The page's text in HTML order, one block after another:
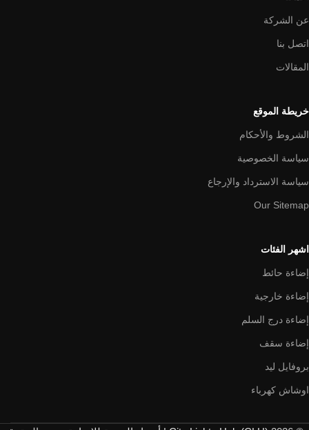
عن الشركة
اتصل بنا
المقالات
خريطة الموقع
الشروط والأحكام
سياسة الخصوصية
سياسة الاسترداد والإرجاع
Our Sitemap
اشهر الفئات
إضاءة حائط
إضاءة خارجية
إضاءة درج السلم
إضاءة سقف
بروفايل ليد
اوشاش كهرباء